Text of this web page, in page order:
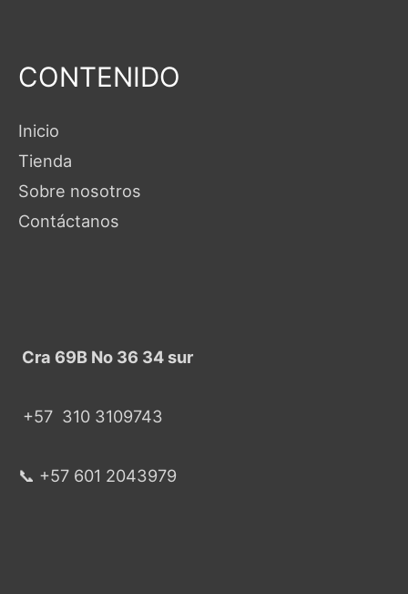
CONTENIDO
Inicio
Tienda
Sobre nosotros
Contáctanos
Cra 69B No 36 34 sur
+57 310 3109743
📞 +57 601 2043979